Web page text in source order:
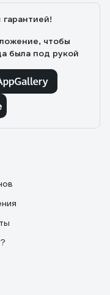
чтобы
была под рукой